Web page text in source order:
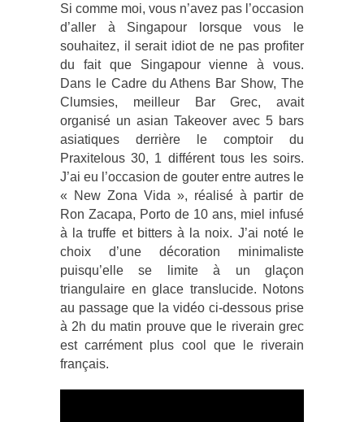
Si comme moi, vous n’avez pas l’occasion
d’aller à Singapour lorsque vous le
souhaitez, il serait idiot de ne pas profiter
du fait que Singapour vienne à vous.
Dans le Cadre du Athens Bar Show, The
Clumsies, meilleur Bar Grec, avait
organisé un asian Takeover avec 5 bars
asiatiques derrière le comptoir du
Praxitelous 30, 1 différent tous les soirs.
J’ai eu l’occasion de gouter entre autres le
« New Zona Vida », réalisé à partir de
Ron Zacapa, Porto de 10 ans, miel infusé
à la truffe et bitters à la noix. J’ai noté le
choix d’une décoration minimaliste
puisqu’elle se limite à un glaçon
triangulaire en glace translucide. Notons
au passage que la vidéo ci-dessous prise
à 2h du matin prouve que le riverain grec
est carrément plus cool que le riverain
français.